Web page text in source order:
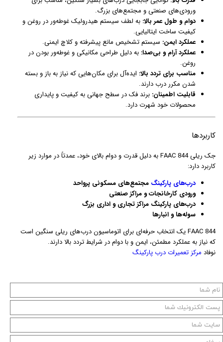
ورودی‌های صنعتی و مجتمع‌های بزرگ.
دوام و طول عمر بالا: به لطف سیستم هیدرولیک غوطه‌ور در روغن و
کیفیت ساخت ایتالیایی.
عملکرد ایمن: سیستم تشخیص مانع پیشرفته و کلاچ ایمنی.
عملکرد آرام و بی‌صدا: به دلیل طراحی مکانیکی و غوطه‌ور بودن در
روغن.
مناسب برای تردد بالا: ایده‌آل برای مکان‌هایی که نیاز به باز و بسته
شدن مکرر درب دارند.
قابلیت اطمینان: برند فک در سطح جهانی به کیفیت و پایداری
محصولات خود شهرت دارد.
کاربردها
جک ریلی FAAC 844 به دلیل قدرت و دوام بالای خود، عمدتاً در موارد زیر
کاربرد دارد:
درب‌های پارکینگ مجتمع‌های مسکونی پرواحد
ورودی کارخانجات و مراکز صنعتی
درب‌های پارکینگ مراکز تجاری و اداری بزرگ
سوله‌ها و انبارها
FAAC 844 یک انتخاب حرفه‌ای برای اتوماسیون درب‌های ریلی سنگین است
که نیاز به عملکرد مطمئن، ایمن و با دوام در شرایط تردد بالا دارند.
نوفاد مرکز تعمیرات درب پارکینگ